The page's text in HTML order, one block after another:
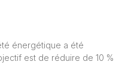
énergétique a été
est de réduire de 10 %